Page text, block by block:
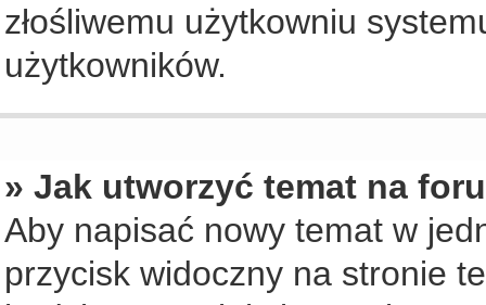
złośliwemu użytkowniu
użytkowników.
» Jak utworzyć temat na
Aby napisać nowy temat w
przycisk widoczny na stronie